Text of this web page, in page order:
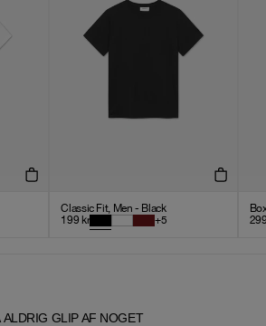
Classic Fit, Men - Black
199 kr +5
ALDRIG GLIP AF NOGET